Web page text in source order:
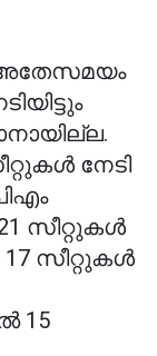
നേടി
സീറ്റുകൾ
സീറ്റുകൾ
15